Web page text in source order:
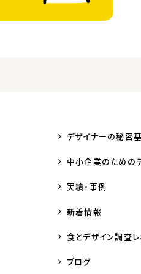
デザイナーの秘密
中小企業のための
実績・事例
新着情報
食とデザイン調査
ブログ